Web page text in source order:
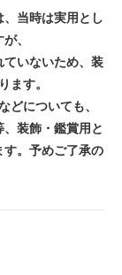
当時は実用とし
、
ていないため、装
ます。
どについても、
装飾・鑑賞用と
す。予めご了承の